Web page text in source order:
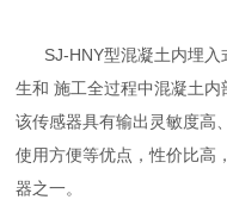
SJ-HNY型混凝土内埋入
生和 施工全过程中混凝土内
该传感器具有输出灵敏度高
使用方便等优点，性价比高
器之一。